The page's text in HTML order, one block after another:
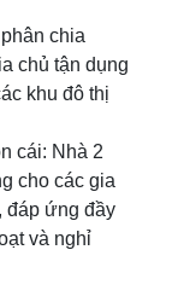
chia
chủ tận dụng
khu đô thị
cái: Nhà 2
cho các gia
đáp ứng đầy
và nghỉ